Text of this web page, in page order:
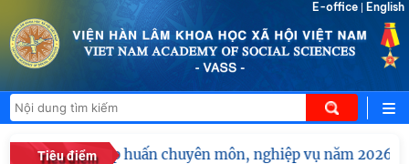
E-office English
Tiêu điểm
Hội nghị tập huấn chuyên môn, nghiệp vụ năm 2026